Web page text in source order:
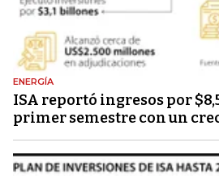
ENERGÍA
ISA reportó ingresos por
primer semestre con un